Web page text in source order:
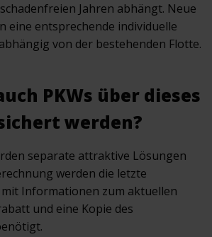
Jahren abhängt. Neue
eine entsprechende individuelle
von der bestehenden Flotte.
PKWs über dieses
werden?
separate attraktive Lösungen
werden die letzte
Informationen zum aktuellen
und eine Kopie des